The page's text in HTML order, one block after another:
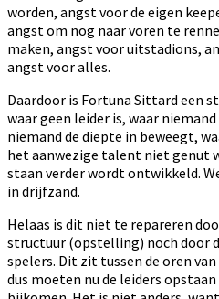
worden, angst voor de eigen
angst om nog naar voren te
maken, angst voor uitstadions,
angst voor alles.
Daardoor is Fortuna Sittard een
waar geen leider is, waar
niemand de diepte in beweegt,
het aanwezige talent niet genut
staan verder wordt ontwikkeld.
in drijfzand.
Helaas is dit niet te repareren
structuur (opstelling) noch door
spelers. Dit zit tussen de oren
dus moeten nu de leiders